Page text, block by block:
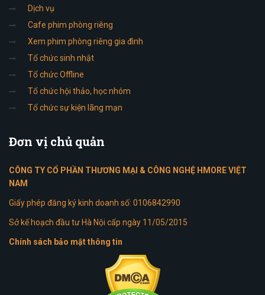
Dịch vụ
Cafe phim phòng riêng
Xem phim phòng riêng gia đình
Tổ chức sinh nhật
Tổ chức Offline
Tổ chức hội thảo, học nhóm
Tổ chức sự kiện lãng mạn
Đơn vị chủ quản
CÔNG TY CỔ PHẦN THƯƠNG MẠI & CÔNG NGHỆ HMORE VIỆT
NAM
Giấy phép đăng ký kinh doanh số: 0106842990
Sở kế hoạch đầu tư Hà Nội cấp ngày 11/05/2015
Chính sách bảo mật thông tin